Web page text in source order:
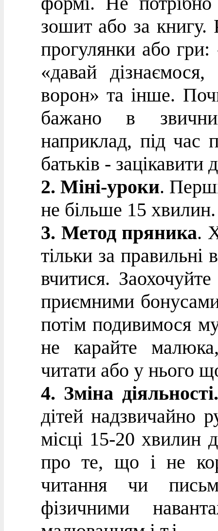
зошит або за книгу.
прогулянки або
«давай
ворон» та інше.
бажано в
наприклад, під час
батьків -
2. Міні-уроки.
не більше 15 хвилин.
3. Метод пряника.
тільки за правильні
вчитися.
приємними
потім подивимося
не карайте
читати або у нього
4. Зміна
дітей надзвичайно
місці 15-20 хвилин
про те, що і не
читання чи
фізичними